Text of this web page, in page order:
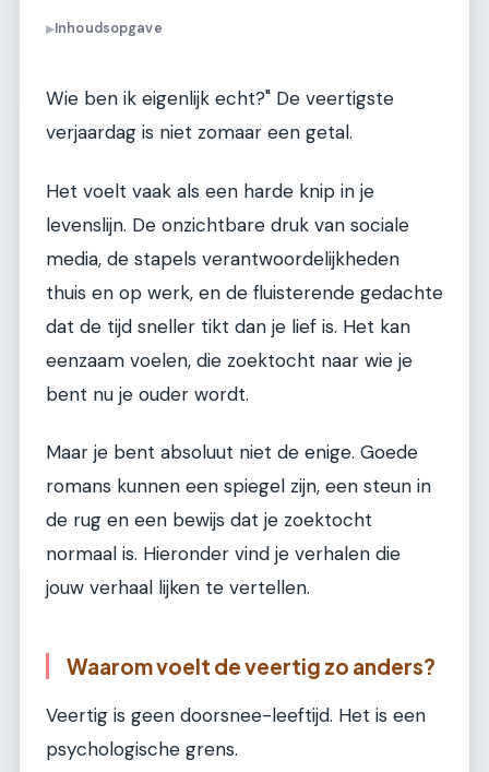
▶Inhoudsopgave
Wie ben ik eigenlijk echt?" De veertigste
verjaardag is niet zomaar een getal.
Het voelt vaak als een harde knip in je
levenslijn. De onzichtbare druk van sociale
media, de stapels verantwoordelijkheden
thuis en op werk, en de fluisterende gedachte
dat de tijd sneller tikt dan je lief is. Het kan
eenzaam voelen, die zoektocht naar wie je
bent nu je ouder wordt.
Maar je bent absoluut niet de enige. Goede
romans kunnen een spiegel zijn, een steun in
de rug en een bewijs dat je zoektocht
normaal is. Hieronder vind je verhalen die
jouw verhaal lijken te vertellen.
Waarom voelt de veertig zo anders?
Veertig is geen doorsnee-leeftijd. Het is een
psychologische grens.